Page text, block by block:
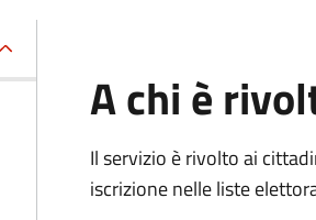
A chi è
Il servizio è rivolto ai
iscrizione nelle liste